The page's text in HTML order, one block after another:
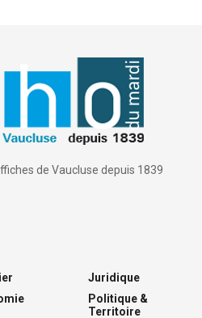
de Vaucluse depuis 1839
Juridique
Politique &
Territoire